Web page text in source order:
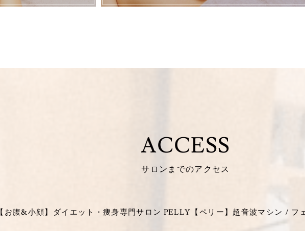
ACCESS
サロンまでのアクセス
【お腹&小顔】ダイエット・痩身専門サロン PELLY【ペリー】超音波マシン / フ